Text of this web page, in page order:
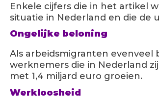
Enkele cijfers die in het artikel
situatie in Nederland en die de
Ongelijke beloning
Als arbeidsmigranten evenveel
werknemers die in Nederland
met 1,4 miljard euro groeien.
Werkloosheid